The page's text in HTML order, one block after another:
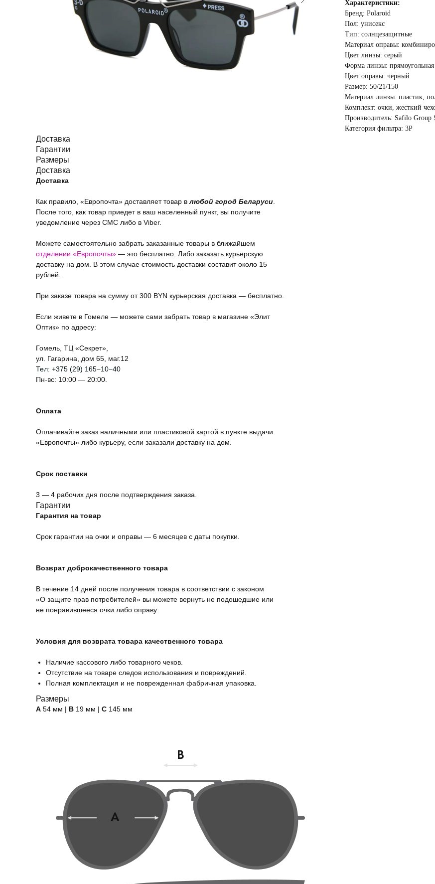
Характеристики:
Бренд: Polaroid
Пол: унисекс
Тип: солнцезащитные
Материал оправы:
Цвет линзы: cерый
Форма линзы: прямоугольная
Цвет оправы: черный
Размер: 50/21/150
Материал линзы: пластик,
Комплект: очки, жесткий
Производитель: Safilo Group
Категория фильтра: 3Р
Доставка
Гарантии
Размеры
Доставка
Доставка
Как правило, «Европочта» доставляет товар влюбой город Беларуси
После того, как товар приедет в ваш населенный пункт, вы получите
уведомление через СМС либо в Viber.
Можете самостоятельно забрать заказанные товары в ближайшем
отделении «Европочты» — это бесплатно. Либо заказать курьерскую
доставку на дом. В этом случае стоимость доставки составит около 15
рублей.
При заказе товара на сумму от 300 BYN курьерская доставка — бесплатно.
Если живете в Гомеле — можете сами забрать товар в магазине «Элит
Оптик» по адресу:
Гомель, ТЦ «Секрет»,
ул. Гагарина, дом 65, маг.12
Тел: +375 (29) 165−10−40
Пн-вс: 10:00 — 20:00.
Оплата
Оплачивайте заказ наличными или пластиковой картой в пункте выдачи
«Европочты» либо курьеру, если заказали доставку на дом.
Срок поставки
3 — 4 рабочих дня после подтверждения заказа.
Гарантии
Гарантия на товар
Срок гарантии на очки и оправы — 6 месяцев с даты покупки.
Возврат доброкачественного товара
В течение 14 дней после получения товара в соответствии с законом
«О защите прав потребителей» вы можете вернуть не подошедшие или
не понравившееся очки либо оправу.
Условия для возврата товара качественного товара
Наличие кассового либо товарного чеков.
Отсутствие на товаре следов использования и повреждений.
Полная комплектация и не поврежденная фабричная упаковка.
Размеры
А 54 мм | B 19 мм | C 145 мм